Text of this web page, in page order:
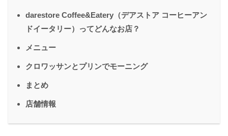
darestore Coffee&Eatery（デアストア コーヒーアン
ドイータリー）ってどんなお店？
メニュー
クロワッサンとプリンでモーニング
まとめ
店舗情報